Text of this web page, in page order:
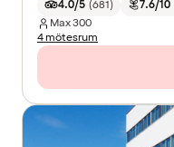
4.0/5 (681) 7.6/10
Max300
4 mötesrum